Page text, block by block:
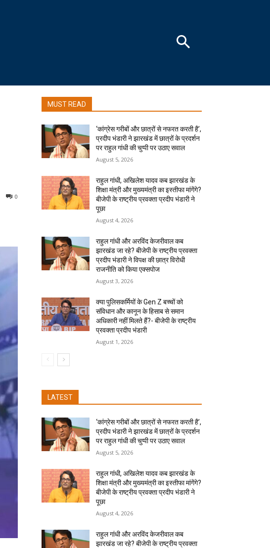
0
MUST READ
‘कांग्रेस गरीबों और छात्रों से नफरत करती है’,
प्रदीप भंडारी ने झारखंड में छात्रों के प्रदर्शन
पर राहुल गांधी की चुप्पी पर उठाए सवाल
August 5, 2026
राहुल गांधी, अखिलेश यादव कब झारखंड के
शिक्षा मंत्री और मुख्यमंत्री का इस्तीफा मांगेंगे?
बीजेपी के राष्ट्रीय प्रवक्ता प्रदीप भंडारी ने
पूछा
August 4, 2026
राहुल गांधी और अरविंद केजरीवाल कब
झारखंड जा रहे? बीजेपी के राष्ट्रीय प्रवक्ता
प्रदीप भंडारी ने विपक्ष की छात्र विरोधी
राजनीति को किया एक्सपोज
August 3, 2026
क्या पुलिसकर्मियों के Gen Z बच्चों को
संविधान और कानून के हिसाब से समान
अधिकारी नहीं मिलते हैं?- बीजेपी के राष्ट्रीय
प्रवक्ता प्रदीप भंडारी
August 1, 2026
LATEST
‘कांग्रेस गरीबों और छात्रों से नफरत करती है’,
प्रदीप भंडारी ने झारखंड में छात्रों के प्रदर्शन
पर राहुल गांधी की चुप्पी पर उठाए सवाल
August 5, 2026
राहुल गांधी, अखिलेश यादव कब झारखंड के
शिक्षा मंत्री और मुख्यमंत्री का इस्तीफा मांगेंगे?
बीजेपी के राष्ट्रीय प्रवक्ता प्रदीप भंडारी ने
पूछा
August 4, 2026
राहुल गांधी और अरविंद केजरीवाल कब
झारखंड जा रहे? बीजेपी के राष्ट्रीय प्रवक्ता